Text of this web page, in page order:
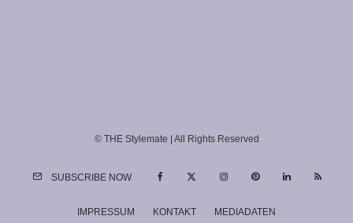
© THE Stylemate | All Rights Reserved
SUBSCRIBE NOW
IMPRESSUM KONTAKT MEDIADATEN